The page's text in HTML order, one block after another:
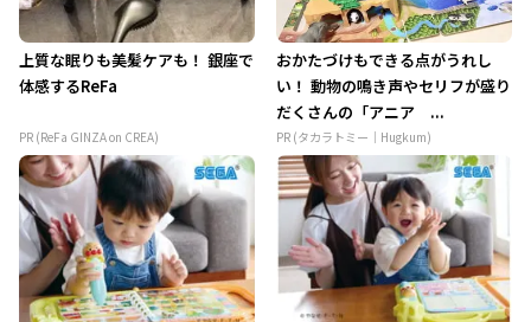
上質な眠りも美髪ケアも！ 銀座で
体感するReFa
PR (ReFa GINZA on CREA)
おかたづけもできる点がうれし
い！ 動物の鳴き声やセリフが盛り
だくさんの「アニア ...
PR (タカラトミー｜Hugkum)